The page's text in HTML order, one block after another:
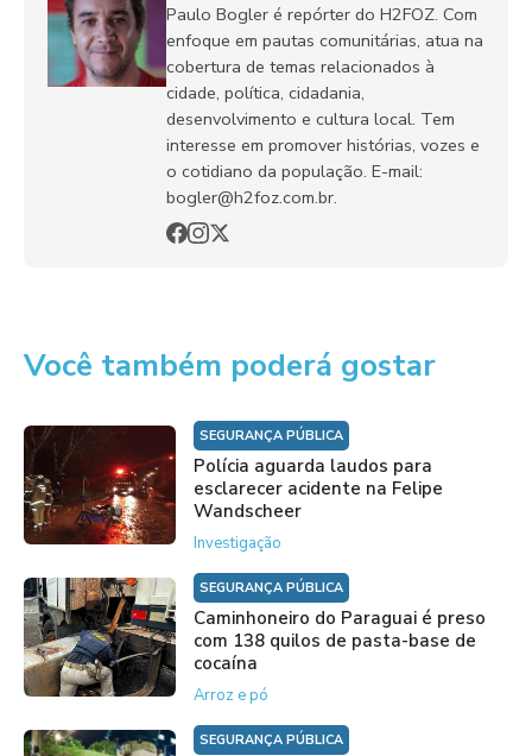
Paulo Bogler é repórter do H2FOZ. Com
enfoque em pautas comunitárias, atua na
cobertura de temas relacionados à
cidade, política, cidadania,
desenvolvimento e cultura local. Tem
interesse em promover histórias, vozes e
o cotidiano da população. E-mail:
bogler@h2foz.com.br.
Você também poderá gostar
SEGURANÇA PÚBLICA
Polícia aguarda laudos para
esclarecer acidente na Felipe
Wandscheer
Investigação
SEGURANÇA PÚBLICA
Caminhoneiro do Paraguai é preso
com 138 quilos de pasta-base de
cocaína
Arroz e pó
SEGURANÇA PÚBLICA